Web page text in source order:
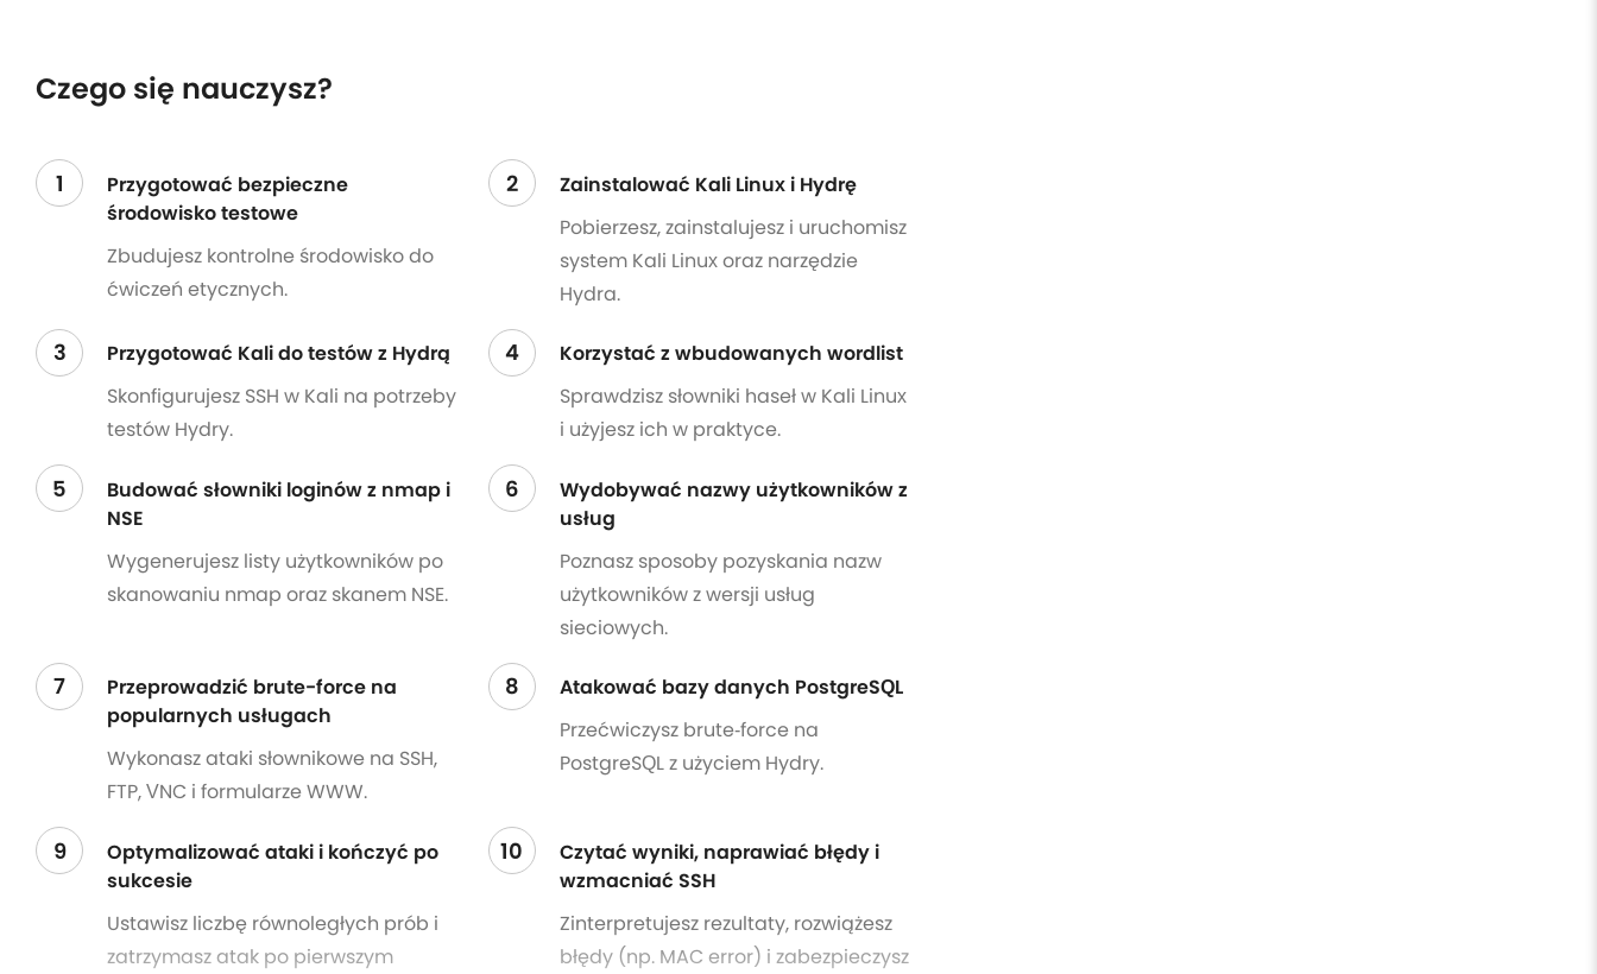
Czego się nauczysz?
1
Przygotować bezpieczne
środowisko testowe
Zbudujesz kontrolne środowisko do
ćwiczeń etycznych.
2
Zainstalować Kali Linux i Hydrę
Pobierzesz, zainstalujesz i uruchomisz
system Kali Linux oraz narzędzie
Hydra.
3
Przygotować Kali do testów z Hydrą
Skonfigurujesz SSH w Kali na potrzeby
testów Hydry.
4
Korzystać z wbudowanych wordlist
Sprawdzisz słowniki haseł w Kali Linux
i użyjesz ich w praktyce.
5
Budować słowniki loginów z nmap i
NSE
Wygenerujesz listy użytkowników po
skanowaniu nmap oraz skanem NSE.
6
Wydobywać nazwy użytkowników z
usług
Poznasz sposoby pozyskania nazw
użytkowników z wersji usług
sieciowych.
7
Przeprowadzić brute-force na
popularnych usługach
Wykonasz ataki słownikowe na SSH,
FTP, VNC i formularze WWW.
8
Atakować bazy danych PostgreSQL
Przećwiczysz brute‑force na
PostgreSQL z użyciem Hydry.
9
Optymalizować ataki i kończyć po
sukcesie
Ustawisz liczbę równoległych prób i
zatrzymasz atak po pierwszym
10
Czytać wyniki, naprawiać błędy i
wzmacniać SSH
Zinterpretujesz rezultaty, rozwiążesz
błędy (np. MAC error) i zabezpieczysz